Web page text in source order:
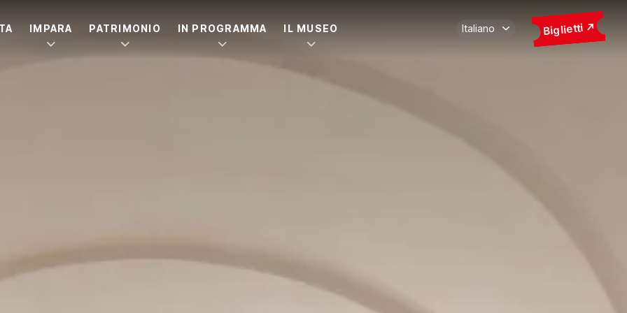
IMPARA PATRIMONIO IN PROGRAMMA IL MUSEO Biglietti